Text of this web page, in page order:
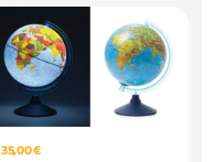
35,00 €